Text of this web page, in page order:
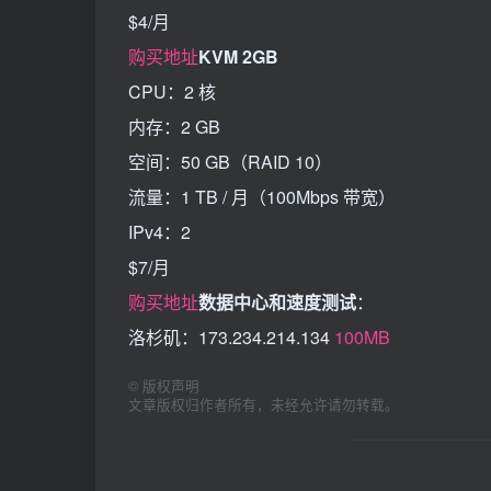
$4/月
购买地址KVM 2GB
CPU：2 核
内存：2 GB
空间：50 GB（RAID 10）
流量：1 TB / 月（100Mbps 带宽）
IPv4：2
$7/月
购买地址数据中心和速度测试：
洛杉矶：173.234.214.134 100MB
© 版权声明
文章版权归作者所有，未经允许请勿转载。